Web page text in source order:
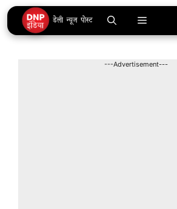
Skip
to
content
Menu
---Advertisement---